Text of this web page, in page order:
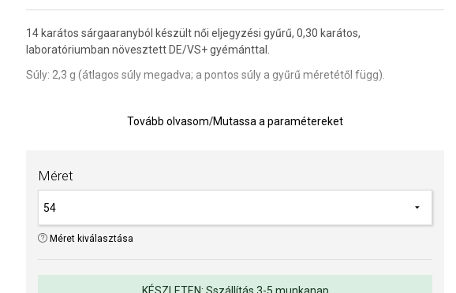
14 karátos sárgaaranyból készült női eljegyzési gyűrű, 0,30 karátos,
laboratóriumban növesztett DE/VS+ gyémánttal.
Súly: 2,3 g (átlagos súly megadva; a pontos súly a gyűrű méretétől függ).
jelentenek. Ugyanolyan kémiai és fizikai tulajdonságokkal rendelkeznek, mint a
Olvasd el a cikket:
TIPP:Gyűrűméret meghatározására szolgáló segédeszköz
Az anyagok és a kivitelezés minősége elsőrendű számunkra. Felületkezelésünk,
Tovább olvasom/Mutassa a paramétereket
Méret
Méret kiválasztása